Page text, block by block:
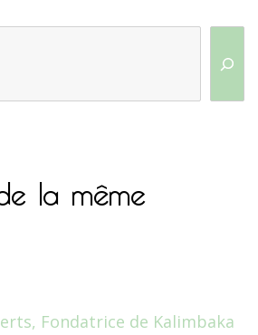
la même
Fondatrice de Kalimbaka